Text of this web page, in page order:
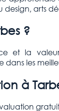
arts
?
et la
les
à